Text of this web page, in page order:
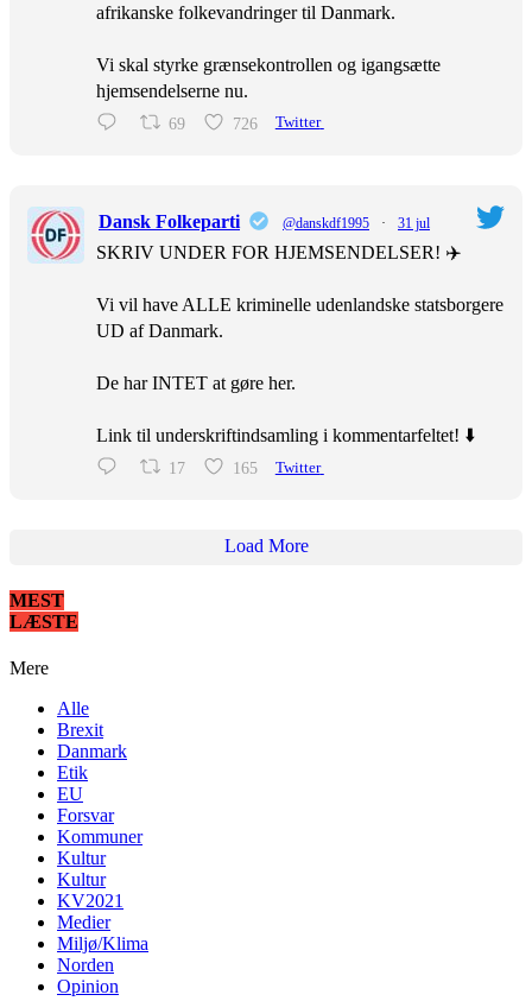
afrikanske folkevandringer til Danmark.
Vi skal styrke grænsekontrollen og igangsætte
hjemsendelserne nu.
69 726 Twitter
Dansk Folkeparti @danskdf1995 · 31 jul
SKRIV UNDER FOR HJEMSENDELSER! ✈️
Vi vil have ALLE kriminelle udenlandske statsborgere
UD af Danmark.
De har INTET at gøre her.
Link til underskriftindsamling i kommentarfeltet! ⬇️
17 165 Twitter
Load More
MEST
LÆSTE
Mere
Alle
Brexit
Danmark
Etik
EU
Forsvar
Kommuner
Kultur
Kultur
KV2021
Medier
Miljø/Klima
Norden
Opinion